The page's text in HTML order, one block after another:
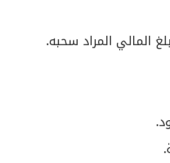
المالي المراد سحبه.